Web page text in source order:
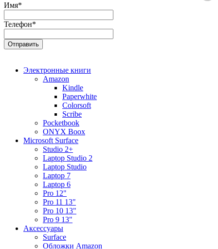
Имя*
Телефон*
Электронные книги
Amazon
Kindle
Paperwhite
Colorsoft
Scribe
Pocketbook
ONYX Boox
Microsoft Surface
Studio 2+
Laptop Studio 2
Laptop Studio
Laptop 7
Laptop 6
Pro 12"
Pro 11 13"
Pro 10 13"
Pro 9 13"
Аксессуары
Surface
Обложки Amazon